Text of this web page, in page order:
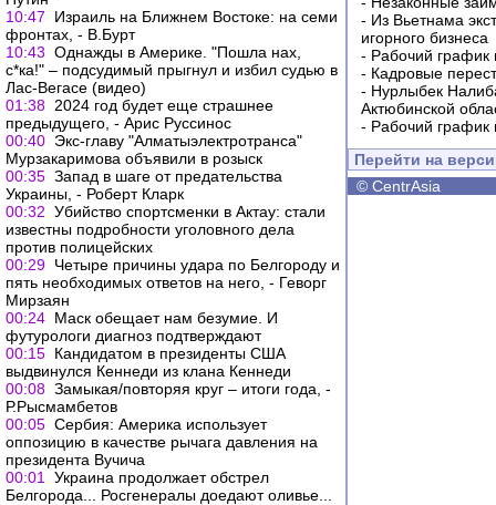
10:47
Израиль на Ближнем Востоке: на семи
фронтах, - В.Бурт
10:43 Однажды в Америке. "Пошла нах,
с*ка!" – подсудимый прыгнул и избил судью в
Лас-Вегасе (видео)
01:38 2024 год будет еще страшнее
предыдущего, - Арис Руссинос
00:40 Экс-главу "Алматыэлектротранса"
Мурзакаримова объявили в розыск
00:35 Запад в шаге от предательства
Украины, - Роберт Кларк
00:32 Убийство спортсменки в Актау: стали
известны подробности уголовного дела
против полицейских
00:29 Четыре причины удара по Белгороду и
пять необходимых ответов на него, - Геворг
Мирзаян
00:24 Маск обещает нам безумие. И
футурологи диагноз подтверждают
00:15 Кандидатом в президенты США
выдвинулся Кеннеди из клана Кеннеди
00:08 Замыкая/повторяя круг – итоги года, -
Р.Рысмамбетов
00:05 Сербия: Америка использует
оппозицию в качестве рычага давления на
президента Вучича
00:01
Украина продолжает обстрел
Белгорода... Росгенералы доедают оливье...
- Из Вьетнама
игорного бизнеса
- Рабочий график
- Кадровые
- Нурлыбек
Актюбинской
- Рабочий график
Перейти на
© CentrAsia